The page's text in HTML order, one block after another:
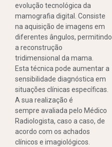
evolução tecnológica da
mamografia digital. Consiste
na aquisição de imagens em
diferentes ângulos, permitindo
a reconstrução
tridimensional da mama.
Esta técnica pode aumentar a
sensibilidade diagnóstica em
situações clínicas específicas.
A sua realização é
sempre avaliada pelo Médico
Radiologista, caso a caso, de
acordo com os achados
clínicos e imagiológicos.